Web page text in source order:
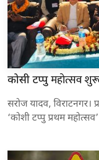
कोसी टप्पुमहोत्सव
सरोज यादव, विराटनगर।
‘कोशी टप्पु प्रथम